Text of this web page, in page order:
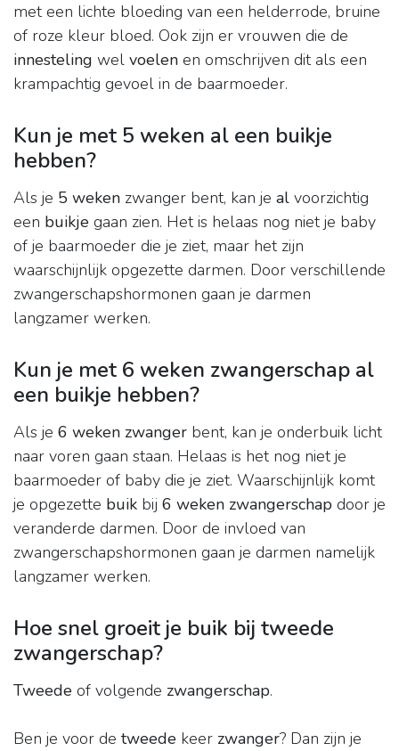
met een lichte bloeding van een helderrode, bruine
of roze kleur bloed. Ook zijn er vrouwen die de
innesteling wel voelen en omschrijven dit als een
krampachtig gevoel in de baarmoeder.
Kun je met 5 weken al een buikje
hebben?
Als je 5 weken zwanger bent, kan je al voorzichtig
een buikje gaan zien. Het is helaas nog niet je baby
of je baarmoeder die je ziet, maar het zijn
waarschijnlijk opgezette darmen. Door verschillende
zwangerschapshormonen gaan je darmen
langzamer werken.
Kun je met 6 weken zwangerschap al
een buikje hebben?
Als je 6 weken zwanger bent, kan je onderbuik licht
naar voren gaan staan. Helaas is het nog niet je
baarmoeder of baby die je ziet. Waarschijnlijk komt
je opgezette buik bij 6 weken zwangerschap door je
veranderde darmen. Door de invloed van
zwangerschapshormonen gaan je darmen namelijk
langzamer werken.
Hoe snel groeit je buik bij tweede
zwangerschap?
Tweede of volgende zwangerschap.
Ben je voor de tweede keer zwanger? Dan zijn je